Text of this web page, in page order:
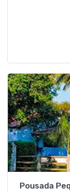
Pousada